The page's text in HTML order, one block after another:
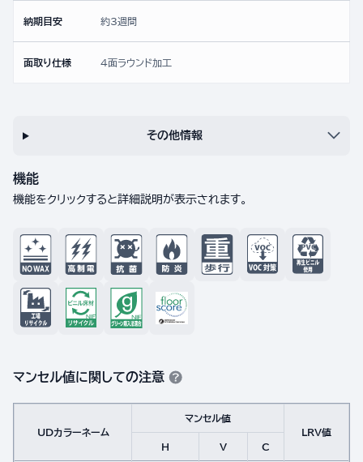
納期目安 約3週間
面取り仕様 4面ラウンド加工
その他情報
機能
機能をクリックすると詳細説明が表示されます。
マンセル値に関しての注意
UDカラーネーム
マンセル値
LRV値
H
V C